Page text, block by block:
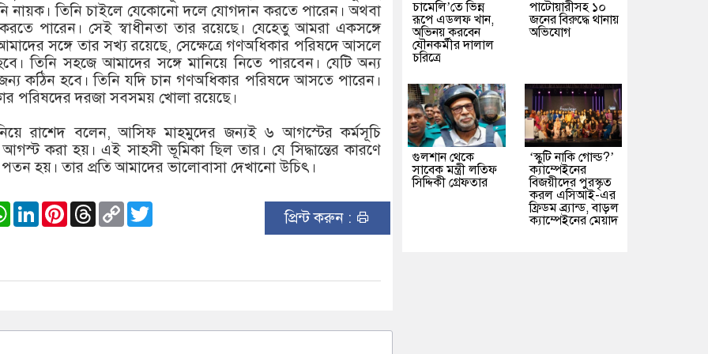
নায়ক। তিনি চাইলে যেকোনো দলে যোগদান করতে পারেন। অথবা
পারেন। সেই স্বাধীনতা তার রয়েছে। যেহেতু আমরা একসঙ্গে
সঙ্গে তার সখ্য রয়েছে, সেক্ষেত্রে গণঅধিকার পরিষদে আসলে
তিনি সহজে আমাদের সঙ্গে মানিয়ে নিতে পারবেন। যেটি অন্য
জন্য কঠিন হবে। তিনি যদি চান গণঅধিকার পরিষদে আসতে পারেন।
পরিষদের দরজা সবসময় খোলা রয়েছে।
রাশেদ বলেন, আসিফ মাহমুদের জন্যই ৬ আগস্টের কর্মসূচি
করা হয়। এই সাহসী ভূমিকা ছিল তার। যে সিদ্ধান্তের কারণে
পতন হয়। তার প্রতি আমাদের ভালোবাসা দেখানো উচিৎ।
WhatsApp
LinkedInPinterest
Threads
Copy
Link প্রিন্ট করুন :
চামেলি’তে ভিন্ন
রূপে এডলফ খান,
অভিনয় করবেন
যৌনকর্মীর দালাল
চরিত্রে
পাটোয়ারীসহ ১০
জনের বিরুদ্ধে থানায়
অভিযোগ
গুলশান থেকে
সাবেক মন্ত্রী লতিফ
সিদ্দিকী গ্রেফতার
‘স্কুটি নাকি গোল্ড?’
ক্যাম্পেইনের
বিজয়ীদের পুরস্কৃত
করল এসিআই-এর
ফ্রিডম ব্র্যান্ড, বাড়ল
ক্যাম্পেইনের মেয়াদ